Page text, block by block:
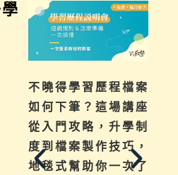
不曉得學習歷程檔案
如何下筆？這場講座
從入門攻略，升學制
度到檔案製作技巧，
地毯式幫助你一次了
啟夢
系探
麼？
何探
來職